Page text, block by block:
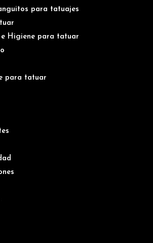
para tatuajes
Higiene para tatuar
para tatuar